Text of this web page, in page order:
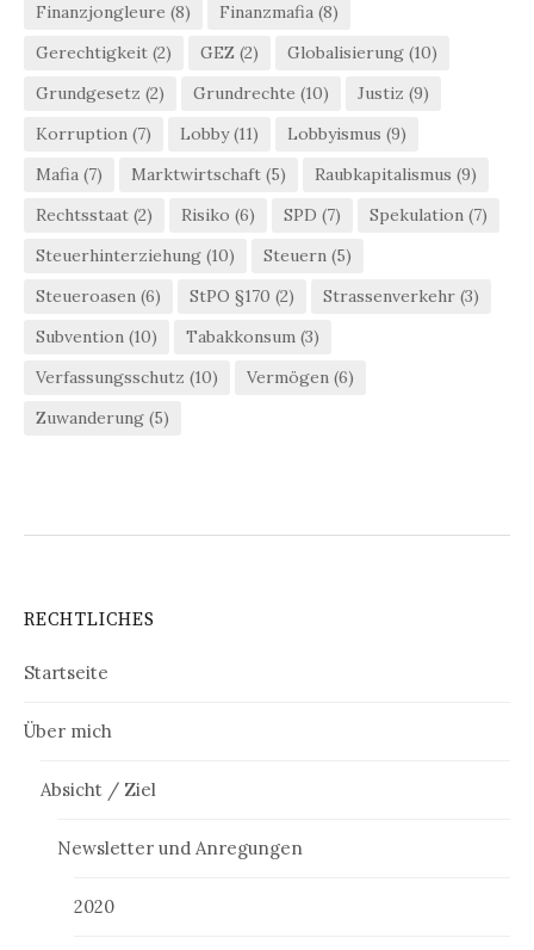
Finanzjongleure (8) Finanzmafia (8)
Gerechtigkeit (2) GEZ (2) Globalisierung (10)
Grundgesetz (2) Grundrechte (10) Justiz (9)
Korruption (7) Lobby(11) Lobbyismus (9)
Mafia (7) Marktwirtschaft (5) Raubkapitalismus (9)
Rechtsstaat (2) Risiko (6) SPD (7) Spekulation (7)
Steuerhinterziehung (10) Steuern (5)
Steueroasen (6) StPO §170 (2) Strassenverkehr (3)
Subvention (10) Tabakkonsum (3)
Verfassungsschutz (10) Vermögen (6)
Zuwanderung (5)
RECHTLICHES
Startseite
Über mich
Absicht / Ziel
Newsletter und Anregungen
2020